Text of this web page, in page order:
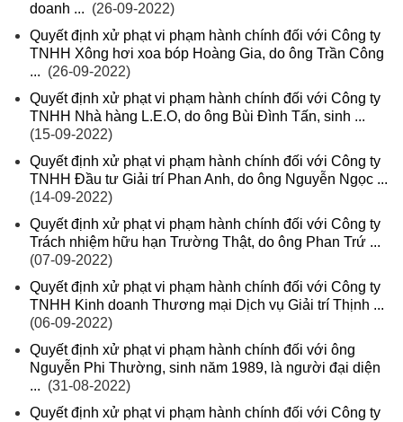
doanh ... (26-09-2022)
Quyết định xử phạt vi phạm hành chính đối với Công ty
TNHH Xông hơi xoa bóp Hoàng Gia, do ông Trần Công
... (26-09-2022)
Quyết định xử phạt vi phạm hành chính đối với Công ty
TNHH Nhà hàng L.E.O, do ông Bùi Đình Tấn, sinh ...
(15-09-2022)
Quyết định xử phạt vi phạm hành chính đối với Công ty
TNHH Đầu tư Giải trí Phan Anh, do ông Nguyễn Ngọc ...
(14-09-2022)
Quyết định xử phạt vi phạm hành chính đối với Công ty
Trách nhiệm hữu hạn Trường Thật, do ông Phan Trứ ...
(07-09-2022)
Quyết định xử phạt vi phạm hành chính đối với Công ty
TNHH Kinh doanh Thương mại Dịch vụ Giải trí Thịnh ...
(06-09-2022)
Quyết định xử phạt vi phạm hành chính đối với ông
Nguyễn Phi Thường, sinh năm 1989, là người đại diện
... (31-08-2022)
Quyết định xử phạt vi phạm hành chính đối với Công ty